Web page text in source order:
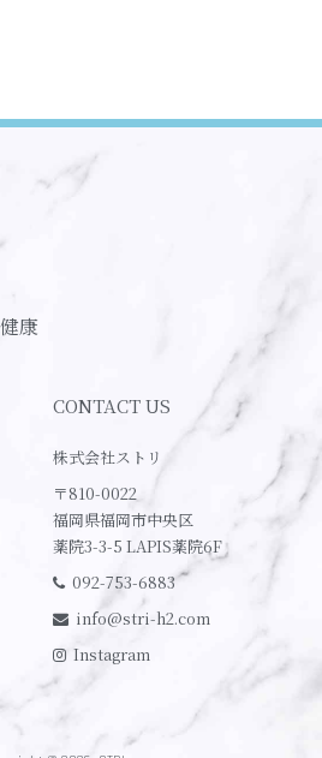
康
CONTACT US
株式会社ストリ
〒810-0022
福岡県福岡市中央区
薬院3-3-5 LAPIS薬院6F
092-753-6883
info@stri-h2.com
Instagram